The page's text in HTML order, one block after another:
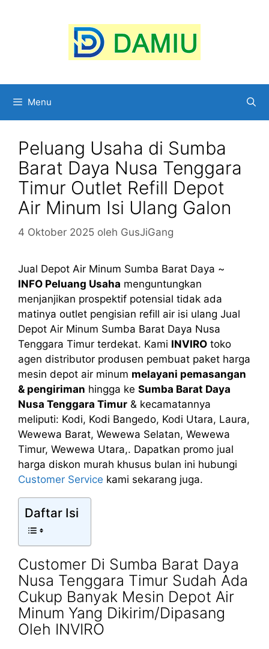
Menu
Peluang Usaha di Sumba
Barat Daya Nusa Tenggara
Timur Outlet Refill Depot
Air Minum Isi Ulang Galon
4 Oktober 2025 oleh GusJiGang
Jual Depot Air Minum Sumba Barat Daya ~
INFO Peluang Usaha menguntungkan
menjanjikan prospektif potensial tidak ada
matinya outlet pengisian refill air isi ulang Jual
Depot Air Minum Sumba Barat Daya Nusa
Tenggara Timur terdekat. Kami INVIRO toko
agen distributor produsen pembuat paket harga
mesin depot air minum melayani pemasangan
& pengiriman hingga ke Sumba Barat Daya
Nusa Tenggara Timur & kecamatannya
meliputi: Kodi, Kodi Bangedo, Kodi Utara, Laura,
Wewewa Barat, Wewewa Selatan, Wewewa
Timur, Wewewa Utara,. Dapatkan promo jual
harga diskon murah khusus bulan ini hubungi
Customer Service kami sekarang juga.
Daftar Isi
Customer Di Sumba Barat Daya
Nusa Tenggara Timur Sudah Ada
Cukup Banyak Mesin Depot Air
Minum Yang Dikirim/Dipasang
Oleh INVIRO